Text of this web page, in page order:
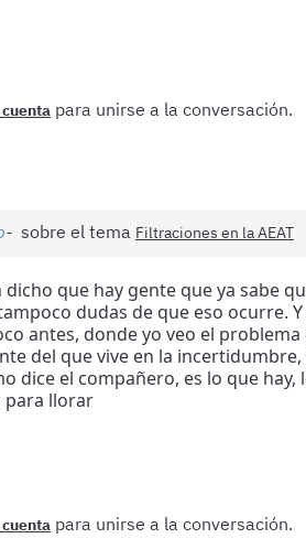
para unirse a la conversación.
sobre el tema Filtraciones en la AEAT
que hay gente que ya sabe
dudas de que eso ocurre.
antes, donde yo veo el
del que vive en la
dice el compañero, es lo que
para llorar
para unirse a la conversación.